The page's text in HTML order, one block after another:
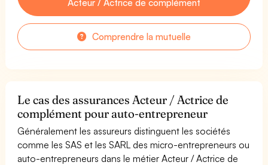
Comprendre la mutuelle
Le cas des assurances Acteur / Actrice de
complément pour auto-entrepreneur
Généralement les assureurs distinguent les sociétés
comme les SAS et les SARL des micro-entrepreneurs ou
auto-entrepreneurs dans le métier Acteur / Actrice de